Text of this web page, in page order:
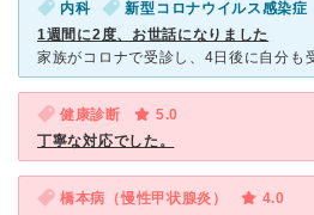
内科 新型コロナウイルス感染症
1週間に2度、お世話になりました
健康診断
5.0
丁寧な対応でした。
橋本病（慢性甲状腺炎）
4.0